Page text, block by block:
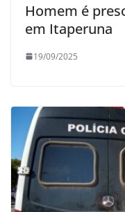
Homem é
em Itaperuna
19/09/2025